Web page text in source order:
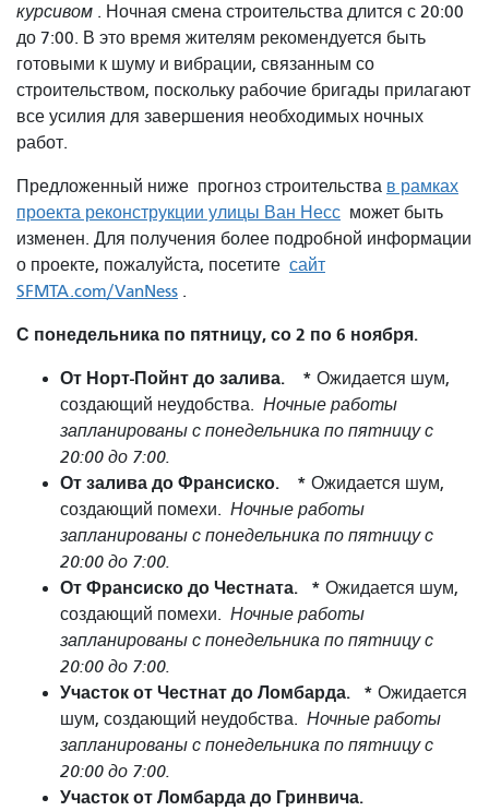
курсивом . Ночная смена строительства длится с 20:00
до 7:00. В это время жителям рекомендуется быть
готовыми к шуму и вибрации, связанным со
строительством, поскольку рабочие бригады прилагают
все усилия для завершения необходимых ночных
работ.
Предложенный ниже прогноз строительства в рамках
проекта реконструкции улицы Ван Несс может быть
изменен. Для получения более подробной информации
о проекте, пожалуйста, посетите сайт
SFMTA.com/VanNess .
С понедельника по пятницу, со 2 по 6 ноября.
От Норт-Пойнт до залива. * Ожидается шум,
создающий неудобства. Ночные работы
запланированы с понедельника по пятницу с
20:00 до 7:00.
От залива до Франсиско. * Ожидается шум,
создающий помехи. Ночные работы
запланированы с понедельника по пятницу с
20:00 до 7:00.
От Франсиско до Честната. * Ожидается шум,
создающий помехи. Ночные работы
запланированы с понедельника по пятницу с
20:00 до 7:00.
Участок от Честнат до Ломбарда. * Ожидается
шум, создающий неудобства. Ночные работы
запланированы с понедельника по пятницу с
20:00 до 7:00.
Участок от Ломбарда до Гринвича.